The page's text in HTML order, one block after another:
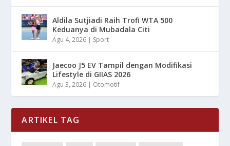
Aldila Sutjiadi Raih Trofi WTA 500
Keduanya di Mubadala Citi
Agu 4, 2026 | Sport
Jaecoo J5 EV Tampil dengan Modifikasi
Lifestyle di GIIAS 2026
Agu 3, 2026 | Otomotif
ARTIKEL TAG